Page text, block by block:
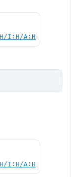
I:H/A:H
I:H/A:H